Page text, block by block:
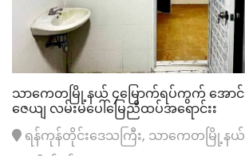
သာကေတမြို့နယ် ၄မြောက်ရပ်ကွက် အောင်
ဇေယျ လမ်းမပေါ်မြေညီထပ်အရောင်းး
ရန်ကုန်တိုင်းဒေသကြီး, သာကေတမြို့နယ်